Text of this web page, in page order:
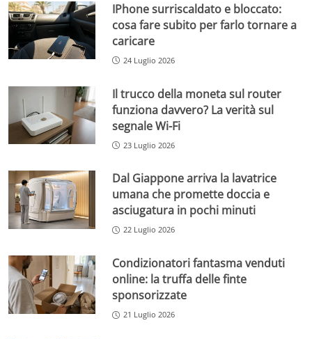
IPhone surriscaldato e bloccato:
cosa fare subito per farlo tornare a
caricare
24 Luglio 2026
Il trucco della moneta sul router
funziona davvero? La verità sul
segnale Wi-Fi
23 Luglio 2026
Dal Giappone arriva la lavatrice
umana che promette doccia e
asciugatura in pochi minuti
22 Luglio 2026
Condizionatori fantasma venduti
online: la truffa delle finte
sponsorizzate
21 Luglio 2026